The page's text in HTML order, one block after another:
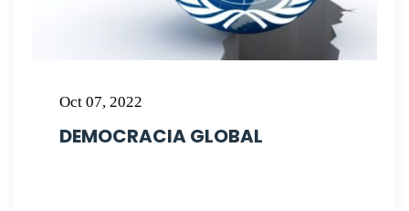
Oct 07, 2022
DEMOCRACIA GLOBAL